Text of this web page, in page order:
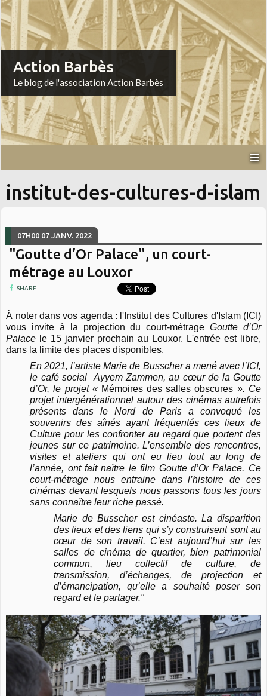
Action Barbès
Le blog de l'association Action Barbès
institut-des-cultures-d-islam
07H00 07 JANV. 2022
"Goutte d’Or Palace", un court-
métrage au Louxor
SHARE
À noter dans vos agenda : l' Institut des Cultures d'Islam(ICI)
vous invite à la projection du court-métrageGoutte d’Or
Palace le 15 janvier prochain au Louxor. L'entrée est libre,
dans la limite des places disponibles.
En 2021, l’artiste Marie de Busscher a mené avec l’ICI,
le café social Ayyem Zammen, au cœur de la Goutte
d’Or, le projet « Mémoires des salles obscures ». Ce
projet intergénérationnel autour des cinémas autrefois
présents dans le Nord de Paris a convoqué les
souvenirs des aînés ayant fréquentés ces lieux de
Culture pour les confronter au regard que portent des
jeunes sur ce patrimoine. L’ensemble des rencontres,
visites et ateliers qui ont eu lieu tout au long de
l’année, ont fait naître le film Goutte d’Or Palace. Ce
court-métrage nous entraine dans l’histoire de ces
cinémas devant lesquels nous passons tous les jours
sans connaître leur riche passé.
Marie de Busscher est cinéaste. La disparition
des lieux et des liens qui s’y construisent sont au
cœur de son travail. C’est aujourd’hui sur les
salles de cinéma de quartier, bien patrimonial
commun, lieu collectif de culture, de
transmission, d’échanges, de projection et
d’émancipation, qu’elle a souhaité poser son
regard et le partager."